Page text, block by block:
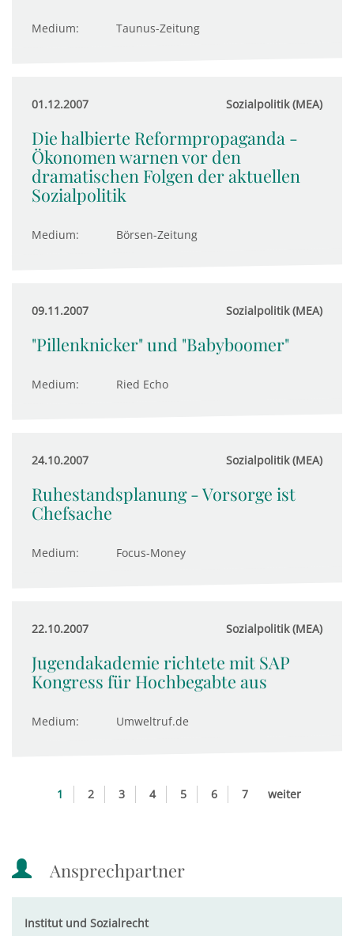
Medium: Taunus-Zeitung
01.12.2007 Sozialpolitik (MEA)
Die halbierte Reformpropaganda -
Ökonomen warnen vor den
dramatischen Folgen der aktuellen
Sozialpolitik
Medium: Börsen-Zeitung
09.11.2007 Sozialpolitik (MEA)
"Pillenknicker" und "Babyboomer"
Medium: Ried Echo
24.10.2007 Sozialpolitik (MEA)
Ruhestandsplanung - Vorsorge ist
Chefsache
Medium: Focus-Money
22.10.2007 Sozialpolitik (MEA)
Jugendakademie richtete mit SAP
Kongress für Hochbegabte aus
Medium: Umweltruf.de
1 2 3 4 5 6 7 weiter
Ansprechpartner
Institut und Sozialrecht